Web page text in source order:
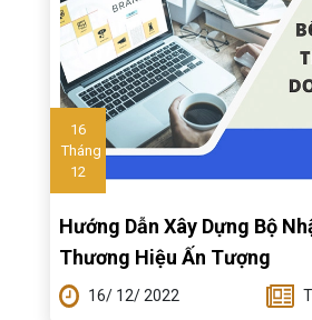
16
Tháng
12
Hướng Dẫn Xây Dựng Bộ
Thương Hiệu Ấn Tượng
16/ 12/ 2022